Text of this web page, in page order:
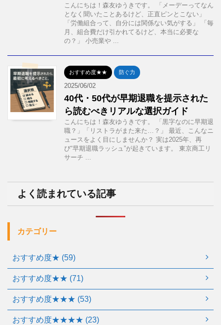
こんにちは！森友ゆうきです。 「メーデーってなん
となく聞いたことあるけど、正直ピンとこない」
「労働組合って、自分には関係ない気がする」 「毎
月、組合費だけ引かれてるけど、本当に必要な
の？」 小売業や ...
おすすめ度★★ 防ぐ力
2025/06/02
40代・50代が早期退職を提示された
ら読むべきリアルな選択ガイド
こんにちは！森友ゆうきです。 「黒字なのに早期退
職？」「リストラがまた来た…？」 最近、こんなニ
ュースをよく目にしませんか？ 実は2025年、再
び“早期退職ラッシュ”が起きています。 東京商工リ
サーチ ...
よく読まれている記事
カテゴリー
おすすめ度★ (59)
おすすめ度★★ (71)
おすすめ度★★★ (53)
おすすめ度★★★★ (23)